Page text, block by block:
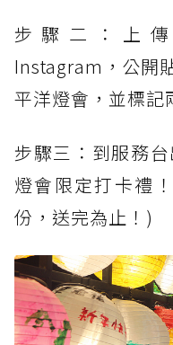
步驟二：上傳
Instagram，公開
平洋燈會，並標記
步驟三：到服務
燈會限定打卡禮
份，送完為止！)